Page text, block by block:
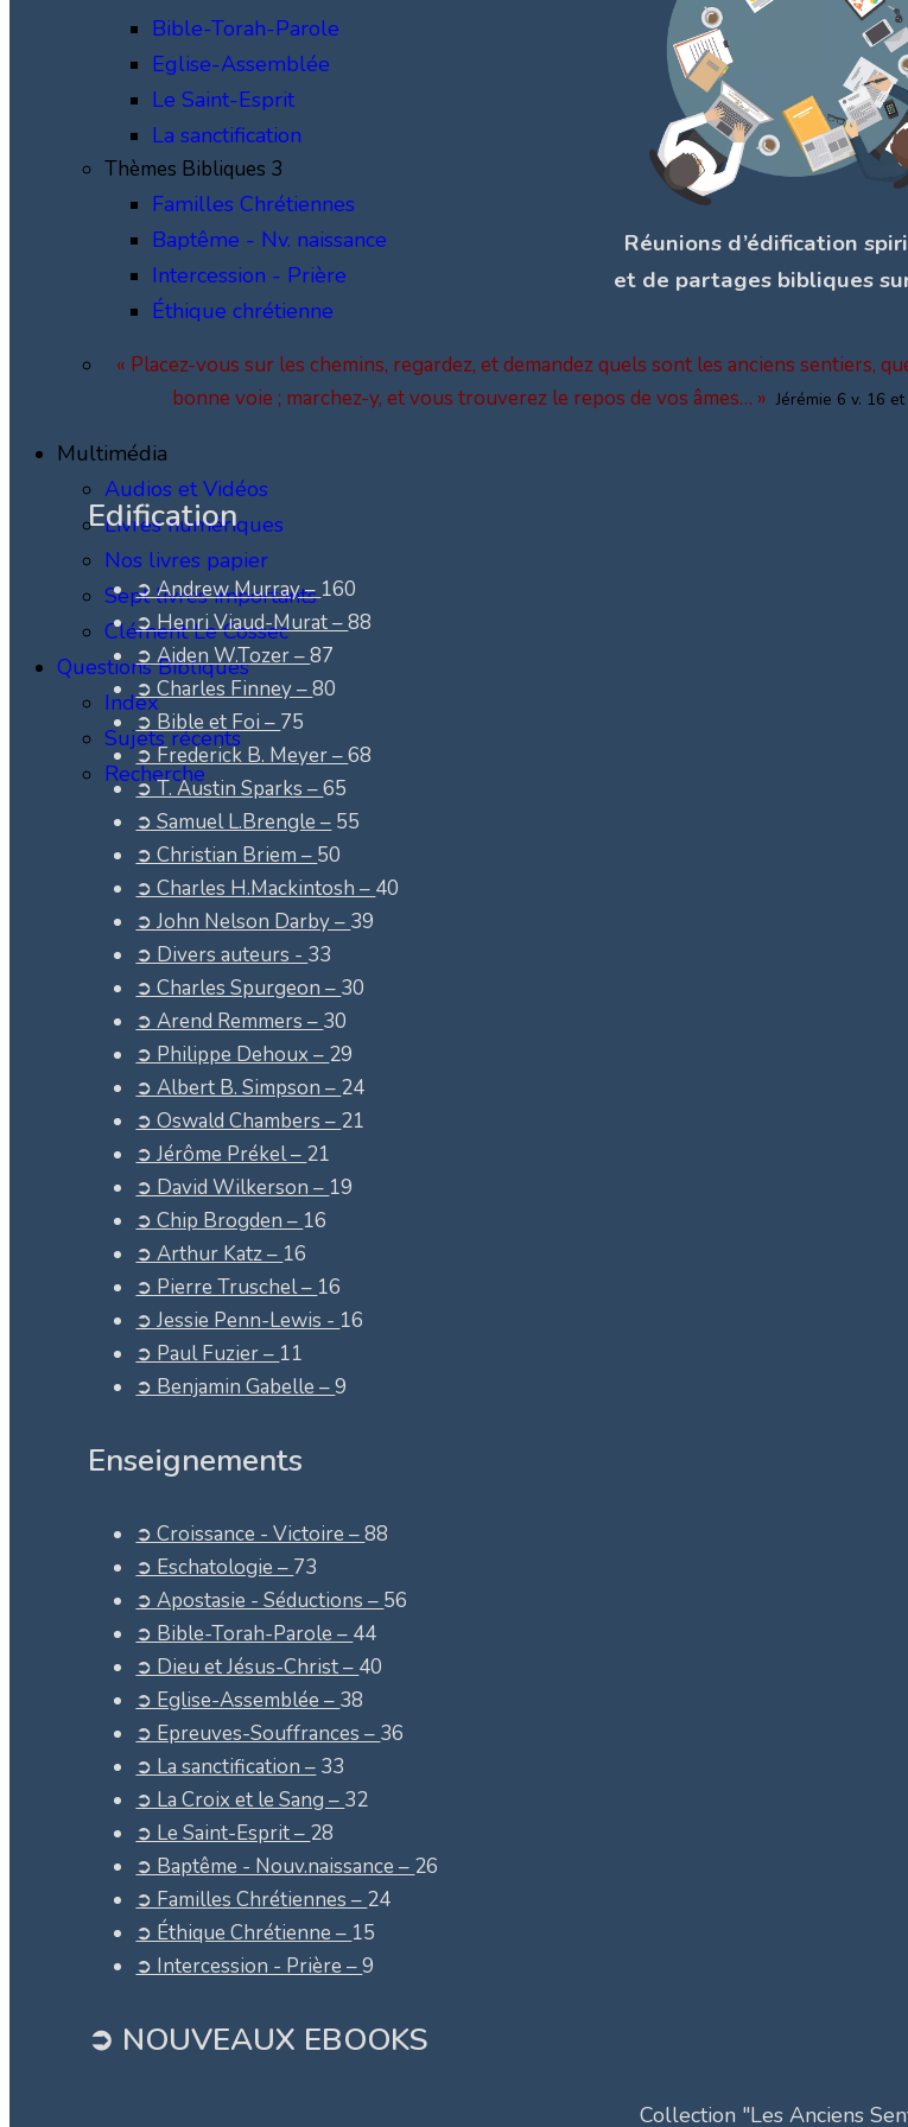
Bible-Torah-Parole
Eglise-Assemblée
Le Saint-Esprit
La sanctification
Thèmes Bibliques 3
Familles Chrétiennes
Baptême - Nv. naissance
Intercession - Prière
Éthique chrétienne
« Placez-vous sur les chemins, regardez, et demandez quels sont les anciens sentiers,
bonne voie ; marchez-y, et vous trouverez le repos de vos âmes… » Jérémie 6 v. 16
Multimédia
Audios et Vidéos
Livres numériques
Nos livres papier
Sept livres importants
Clément Le Cossec
Questions Bibliques
Index
Sujets récents
Recherche
Réunions d’édification
et de partages bibliques
Edification
➲ Andrew Murray – 160
➲ Henri Viaud-Murat –88
➲ Aiden W.Tozer –87
➲ Charles Finney –80
➲ Bible et Foi – 75
➲ Frederick B. Meyer –68
➲ T. Austin Sparks –65
➲ Samuel L.Brengle – 55
➲ Christian Briem – 50
➲ Charles H.Mackintosh – 40
➲ John Nelson Darby – 39
➲ Divers auteurs - 33
➲ Charles Spurgeon – 30
➲ Arend Remmers – 30
➲ Philippe Dehoux – 29
➲ Albert B. Simpson – 24
➲ Oswald Chambers – 21
➲ Jérôme Prékel – 21
➲ David Wilkerson – 19
➲ Chip Brogden – 16
➲ Arthur Katz – 16
➲ Pierre Truschel – 16
➲ Jessie Penn-Lewis - 16
➲ Paul Fuzier – 11
➲ Benjamin Gabelle –9
Enseignements
➲ Croissance - Victoire –88
➲ Eschatologie – 73
➲ Apostasie - Séductions – 56
➲ Bible-Torah-Parole – 44
➲ Dieu et Jésus-Christ – 40
➲ Eglise-Assemblée – 38
➲ Epreuves-Souffrances – 36
➲ La sanctification – 33
➲ La Croix et le Sang – 32
➲ Le Saint-Esprit – 28
➲ Baptême - Nouv.naissance – 26
➲ Familles Chrétiennes – 24
➲ Éthique Chrétienne – 15
➲ Intercession - Prière –9
➲ NOUVEAUX EBOOKS
Collection "Les Anciens